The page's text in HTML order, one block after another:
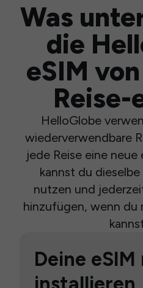
Was
die
eSIM
Reise-
HelloGlobe
wiederverwendbare
jede Reise eine neue
kannst du
nutzen und
hinzufügen, wenn du
Deine